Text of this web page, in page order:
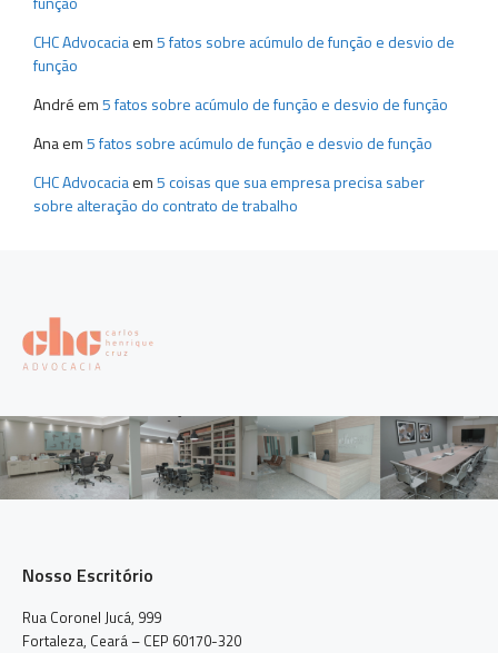
CHC Advocaciaem5 fatos sobre acúmulo de função e desvio de
função
André em5 fatos sobre acúmulo de função e desvio de função
Anaem5 fatos sobre acúmulo de função e desvio de função
CHC Advocaciaem5 coisas que sua empresa precisa saber
sobre alteração do contrato de trabalho
Nosso Escritório
Rua Coronel Jucá, 999
Fortaleza, Ceará – CEP 60170-320